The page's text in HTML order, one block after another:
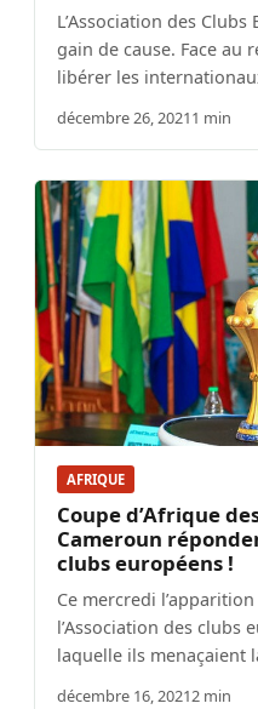
L’Association des
gain de cause. Face au
libérer les
décembre 26, 20211 min
AFRIQUE
Coupe d’Afrique
Cameroun
clubs européens !
Ce mercredi
l’Association des clubs
laquelle ils menaçaient
décembre 16, 20212 min